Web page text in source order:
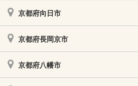
京都府向日市
京都府長岡京市
京都府八幡市